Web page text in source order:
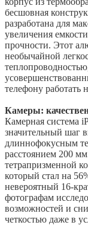
бесшовная
разработана для
увеличения
прочности. Этот
необычайной
телефону работать
Камеры:
Камерная система
значительный шаг
длиннофокусным
расстоянием 200
тетрапризменной
который стал на
невероятный 16-
фотографам
возможностей и
четкостью даже в